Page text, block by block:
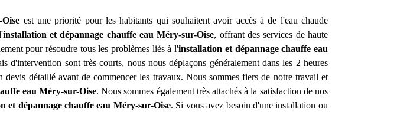
est une priorité pour les habitants qui souhaitent avoir accès à de l'eau chaude
installation et dépannage chauffe eau Méry-sur-Oise, offrant des services de haute
pour résoudre tous les problèmes liés à l'installation et dépannage chauffe eau
sont très courts, nous nous déplaçons généralement dans les 2 heures
détaillé avant de commencer les travaux. Nous sommes fiers de notre travail et
eau Méry-sur-Oise. Nous sommes également très attachés à la satisfaction de nos
et dépannage chauffe eau Méry-sur-Oise. Si vous avez besoin d'une installation ou